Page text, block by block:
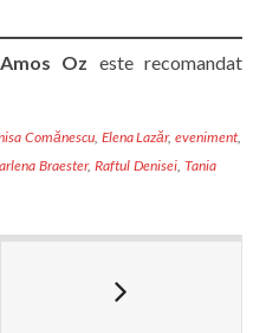
Amos Oz este recomandat
Comănescu, Elena Lazăr,eveniment,
Braester, Raftul Denisei, Tania